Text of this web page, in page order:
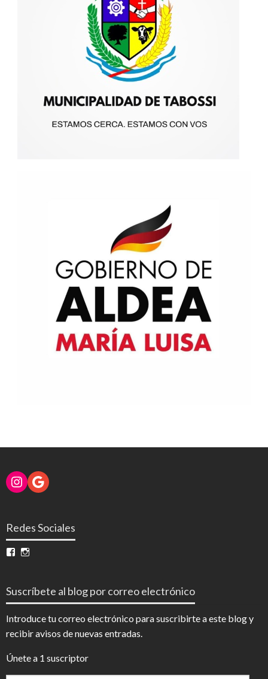
Instagram
Google
Redes Sociales
Ver
en en
Suscríbete al blog por correo electrónico
Introduce tu correo electrónico para suscribirte a este blog y
recibir avisos de nuevas entradas.
Únete a 1 suscriptor